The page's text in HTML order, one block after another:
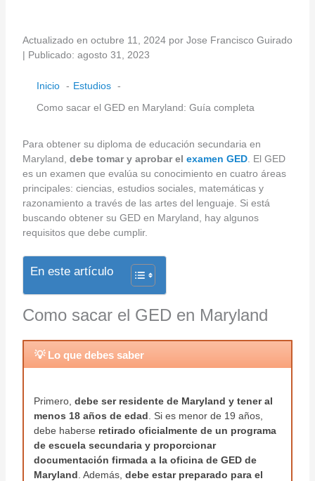
Actualizado en octubre 11, 2024 por Jose Francisco Guirado
| Publicado: agosto 31, 2023
Inicio
Estudios
Como sacar el GED en Maryland: Guía completa
Para obtener su diploma de educación secundaria en
Maryland, debe tomar y aprobar el examen GED. El GED
es un examen que evalúa su conocimiento en cuatro áreas
principales: ciencias, estudios sociales, matemáticas y
razonamiento a través de las artes del lenguaje. Si está
buscando obtener su GED en Maryland, hay algunos
requisitos que debe cumplir.
En este artículo
Como sacar el GED en Maryland
💡 Lo que debes saber
Primero, debe ser residente de Maryland y tener al
menos 18 años de edad . Si es menor de 19 años,
debe haberse retirado oficialmente de un programa
de escuela secundaria y proporcionar
documentación firmada a la oficina de GED de
Maryland . Además, debe estar preparado para el